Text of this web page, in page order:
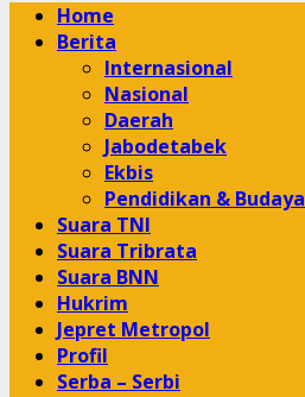
Primary
Menu
Home
Berita
Internasional
Nasional
Daerah
Jabodetabek
Ekbis
Pendidikan & Budaya
Suara TNI
Suara Tribrata
Suara BNN
Hukrim
Jepret Metropol
Profil
Serba – Serbi